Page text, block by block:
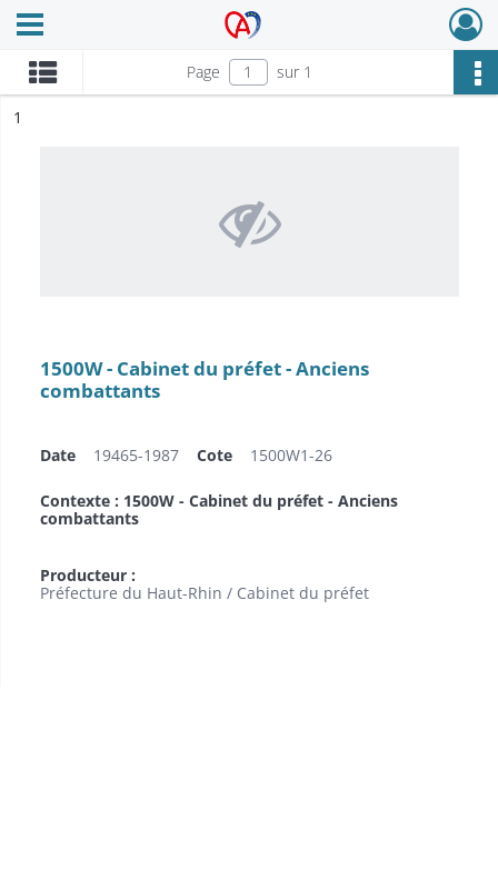
Archives Alsace - Colmar
Ouvrir le menu déroulant
Page sur 1
n°
1
1500W - Cabinet du préfet - Anciens
combattants
Date 19465-1987 Cote 1500W1-26
Contexte : 1500W - Cabinet du préfet - Anciens
combattants
Producteur :
Préfecture du Haut-Rhin / Cabinet du préfet